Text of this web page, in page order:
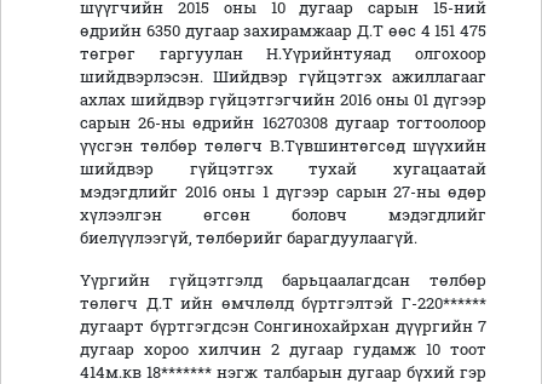
шүүгчийн 2015 оны 10 дугаар сарын 15-ний
өдрийн 6350 дугаар захирамжаар Д.Т өөс 4 151 475
төгрөг гаргуулан Н.Үүрийнтуяад олгохоор
шийдвэрлэсэн. Шийдвэр гүйцэтгэх ажиллагааг
ахлах шийдвэр гүйцэтгэгчийн 2016 оны 01 дүгээр
сарын 26-ны өдрийн 16270308 дугаар тогтоолоор
үүсгэн төлбөр төлөгч В.Түвшинтөгсөд шүүхийн
шийдвэр гүйцэтгэх тухай хугацаатай
мэдэгдлийг 2016 оны 1 дүгээр сарын 27-ны өдөр
хүлээлгэн өгсөн боловч мэдэгдлийг
биелүүлээгүй, төлбөрийг барагдуулаагүй.
Үүргийн гүйцэтгэлд барьцаалагдсан төлбөр
төлөгч Д.Т ийн өмчлөлд бүртгэлтэй Г-220******
дугаарт бүртгэгдсэн Сонгинохайрхан дүүргийн 7
дугаар хороо хилчин 2 дугаар гудамж 10 тоот
414м.кв 18******* нэгж талбарын дугаар бүхий гэр